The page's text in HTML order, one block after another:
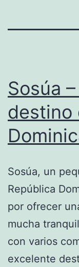
Sosúa
destino
Sosúa, un
República
por ofrecer
mucha
con varios
excelente